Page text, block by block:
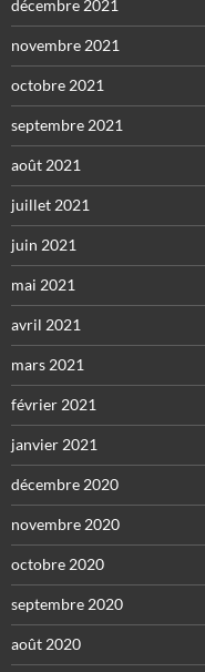
décembre 2021
novembre 2021
octobre 2021
septembre 2021
août 2021
juillet 2021
juin 2021
mai 2021
avril 2021
mars 2021
février 2021
janvier 2021
décembre 2020
novembre 2020
octobre 2020
septembre 2020
août 2020